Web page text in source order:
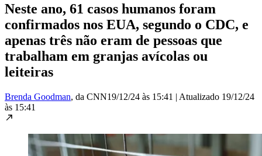
Neste ano, 61 casos humanos foram
confirmados nos EUA, segundo o CDC, e
apenas três não eram de pessoas que
trabalham em granjas avícolas ou
leiteiras
Brenda Goodman, da CNN19/12/24 às 15:41 | Atualizado 19/12/24
às 15:41